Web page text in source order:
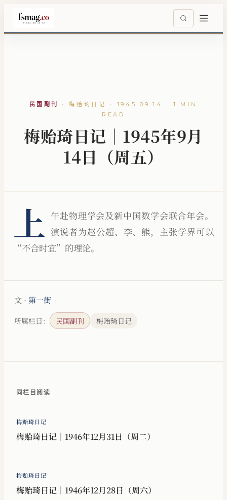
民国副刊 · 梅贻琦日记 · 1945.09.14 · 1 MIN
READ
梅贻琦日记｜1945年9月
14日（周五）
上
午赴物理学会及新中国数学会联合年会。
演说者为赵公超、李、熊，主张学界可以
“不合时宜”的理论。
文 · 第一街
所属栏目： 民国副刊 梅贻琦日记
同栏目阅读
梅贻琦日记
梅贻琦日记｜1946年12月31日（周二）
梅贻琦日记
梅贻琦日记｜1946年12月28日（周六）